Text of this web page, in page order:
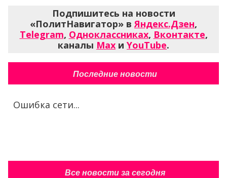
Подпишитесь на новости
«ПолитНавигатор» вЯндекс.Дзен,
Telegram, Одноклассниках, Вконтакте,
каналы Max и YouTube.
Последние новости
Ошибка сети...
Все новости за сегодня